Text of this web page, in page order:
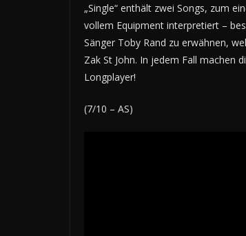
„Single“ enthält zwei Songs, zum
vollem Equipment interpretiert –
Sänger Toby Rand zu erwähnen,
Zak St John. In jedem Fall machen
Longplayer!
(7/10 – AS)